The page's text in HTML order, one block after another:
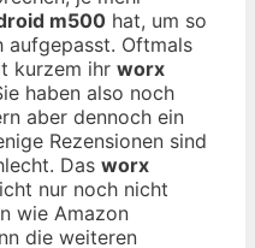
m500 hat, um so
aufgepasst. Oftmals
kurzem ihr worx
haben also noch
aber dennoch ein
Rezensionen sind
Das worx
nur noch nicht
wie Amazon
die weiteren